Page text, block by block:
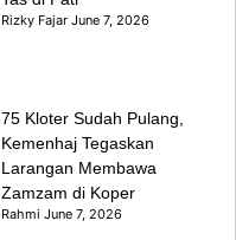
Rizky FajarJune 7, 2026
75 Kloter Sudah Pulang,
Kemenhaj Tegaskan
Larangan Membawa
Zamzam di Koper
RahmiJune 7, 2026